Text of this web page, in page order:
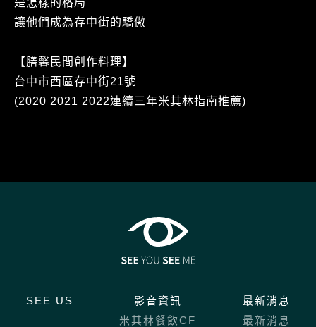
是怎樣的格局
讓他們成為存中街的驕傲
【膳馨民間創作料理】
台中市西區存中街21號
(2020 2021 2022連續三年米其林指南推薦)
SEE US
影音資訊
米其林餐飲CF
最新消息
最新消息